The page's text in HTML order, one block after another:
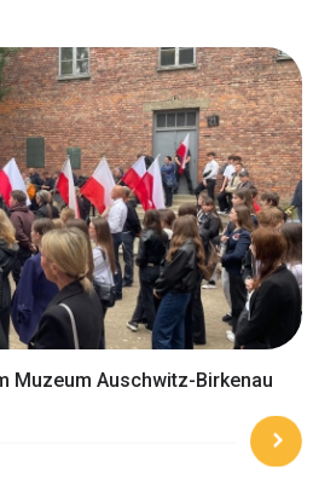
Muzeum Auschwitz-Birkenau